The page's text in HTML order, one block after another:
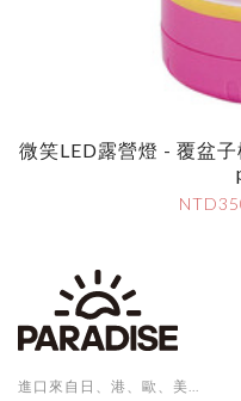
微笑LED露營燈 - 覆盆
進口來自日、港、歐、美...